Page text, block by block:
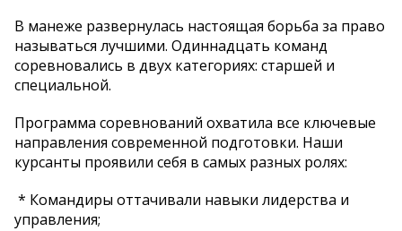
В манеже развернулась настоящая борьба за право
называться лучшими. Одиннадцать команд
соревновались в двух категориях: старшей и
специальной.
Программа соревнований охватила все ключевые
направления современной подготовки. Наши
курсанты проявили себя в самых разных ролях:
* Командиры оттачивали навыки лидерства и
управления;